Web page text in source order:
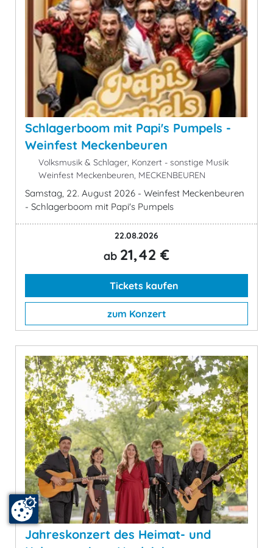
Schlagerboom mit Papi's Pumpels -
Weinfest Meckenbeuren
Volksmusik & Schlager, Konzert - sonstige Musik
Weinfest Meckenbeuren, MECKENBEUREN
Samstag, 22. August 2026 - Weinfest Meckenbeuren
- Schlagerboom mit Papi's Pumpels
22.08.2026
ab 21,42 €
Tickets kaufen
zum Konzert
Jahreskonzert des Heimat- und